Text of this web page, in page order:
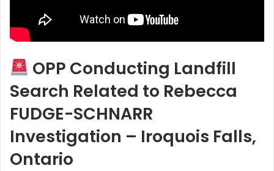
k
OPP Conducting Landfill
Search Related to Rebecca
FUDGE-SCHNARR
Investigation – Iroquois Falls,
Ontario